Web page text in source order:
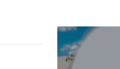
CONSTRUCCIÓN